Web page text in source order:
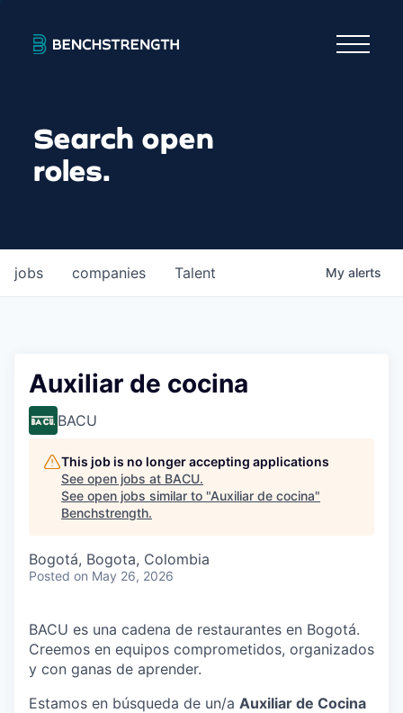
Search open
roles.
jobs companies Talent My alerts
Auxiliar de cocina
BACU
This job is no longer accepting applications
See open jobs at BACU.
See open jobs similar to "Auxiliar de cocina"
Benchstrength.
Bogotá, Bogota, Colombia
Posted on May 26, 2026
BACU es una cadena de restaurantes en Bogotá.
Creemos en equipos comprometidos, organizados
y con ganas de aprender.
Estamos en búsqueda de un/a Auxiliar de Cocina